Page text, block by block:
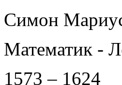
Симон
Математик -
1573 – 1624